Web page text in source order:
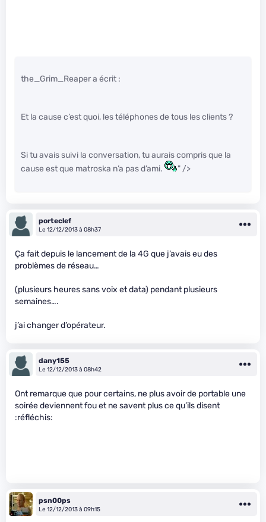
the_Grim_Reaper a écrit :
Et la cause c’est quoi, les téléphones de tous les clients ?
Si tu avais suivi la conversation, tu aurais compris que la
cause est que matroska n’a pas d’ami.
" />
porteclef
Le 12/12/2013 à 08h37
Ça fait depuis le lancement de la 4G que j’avais eu des
problèmes de réseau…
(plusieurs heures sans voix et data) pendant plusieurs
semaines….
j’ai changer d’opérateur.
dany155
Le 12/12/2013 à 08h42
Ont remarque que pour certains, ne plus avoir de portable une
soirée deviennent fou et ne savent plus ce qu’ils disent
:réfléchis:
psn00ps
Le 12/12/2013 à 09h15